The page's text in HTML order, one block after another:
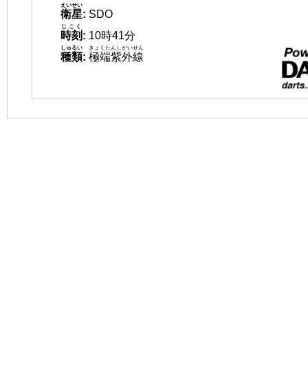
衛星
えいせい
: SDO
時刻
じこく
: 10時41分
種類
しゅるい
: 極端紫外線
きょくたんしがいせん